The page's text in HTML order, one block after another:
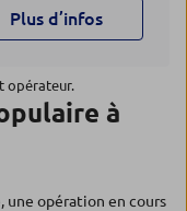
Plus d’infos
opérateur.
à
une opération en cours